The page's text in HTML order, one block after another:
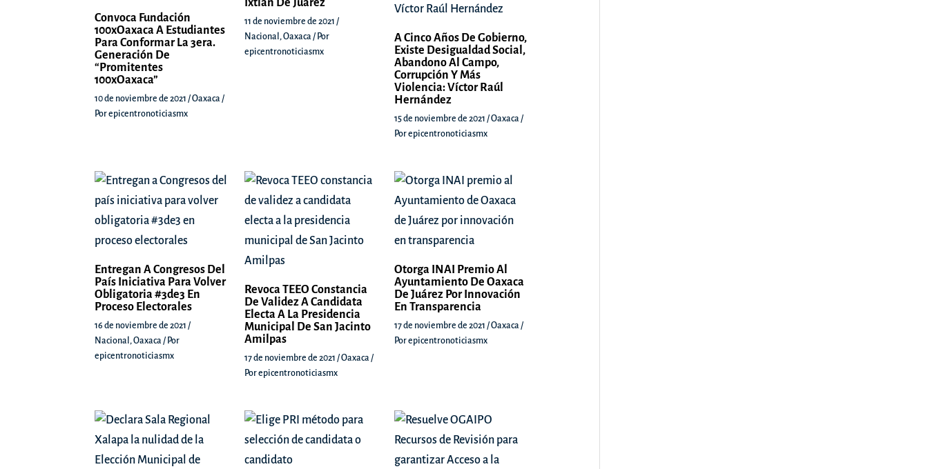
Convoca Fundación
100xOaxaca A Estudiantes
Para Conformar La 3era.
Generación De
“Promitentes
100xOaxaca”
10 de noviembre de 2021 /Oaxaca /
Porepicentronoticiasmx
11 de noviembre de 2021 /
Nacional ,Oaxaca / Por
epicentronoticiasmx
A Cinco Años De Gobierno,
Existe Desigualdad Social,
Abandono Al Campo,
Corrupción Y Más
Violencia: Víctor Raúl
Hernández
15 de noviembre de 2021 /Oaxaca /
Porepicentronoticiasmx
Entregan A Congresos Del
País Iniciativa Para Volver
Obligatoria #3de3 En
Proceso Electorales
16 de noviembre de 2021 /
Nacional , Oaxaca / Por
epicentronoticiasmx
Revoca TEEO Constancia
De Validez A Candidata
Electa A La Presidencia
Municipal De San Jacinto
Amilpas
17 de noviembre de 2021 /Oaxaca /
Porepicentronoticiasmx
Otorga INAI Premio Al
Ayuntamiento De Oaxaca
De Juárez Por Innovación
En Transparencia
17 de noviembre de 2021 /Oaxaca /
Porepicentronoticiasmx